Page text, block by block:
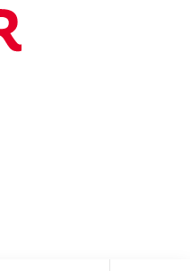
OFERTE DE NERATAT